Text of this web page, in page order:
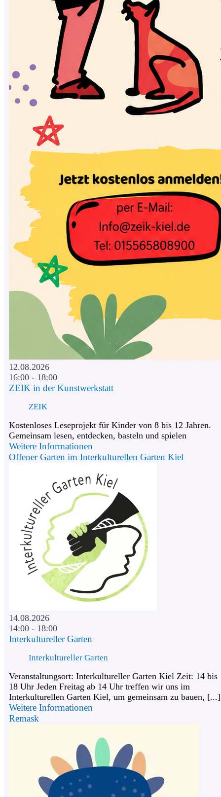
12.08.2026
16:00 - 18:00
ZEIK in der Kunstwerkstatt
ZEIK
Kostenloses Leseprojekt für Kinder von 8 bis 12 Jahren.
Gemeinsam lesen, entdecken, basteln und spielen
Weitere Informationen
Offener Garten im Interkulturellen Garten Kiel
14.08.2026
14:00 - 18:00
Interkultureller Garten
Interkultureller Garten
Veranstaltungsort: Interkultureller Garten Kiel Zeit: 14 bis
18 Uhr Jeden Freitag ab 14 Uhr treffen wir uns im
Interkulturellen Garten Kiel, um gemeinsam zu bauen, [...]
Weitere Informationen
Remask